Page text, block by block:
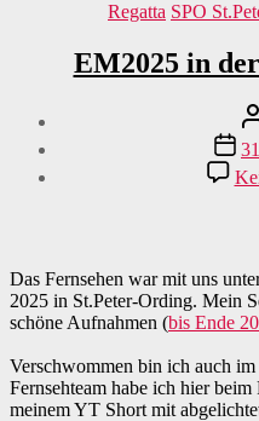
Regatta SPO
EM2025 in
Das Fernsehen war mit uns
2025 in St.Peter-Ording. Mein
schöne Aufnahmen (bis Ende
Verschwommen bin ich auch
Fernsehteam habe ich hier
meinem YT Short mit